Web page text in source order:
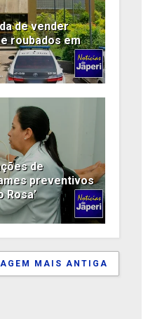
de vender
roubados em
de
preventivos
Rosa’
MAIS ANTIGA